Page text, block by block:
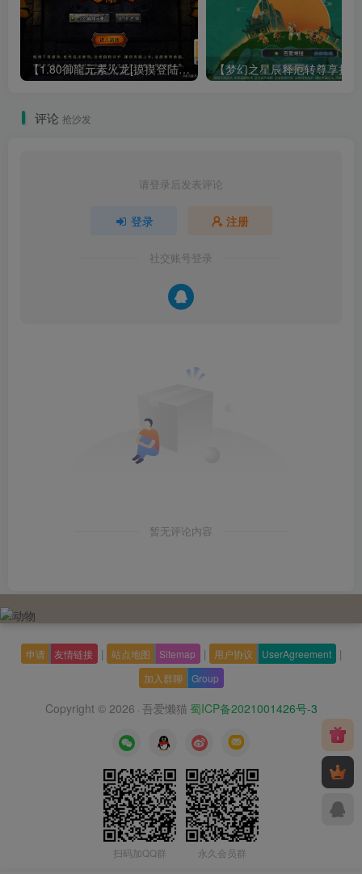
【1.80御龍元素火龙[摸摸登陆器]】战神引擎WIN服务端+GM工具+充值后台+双端+架设教程
评论 抢沙发
请登录后发表评论
登录 注册
社交账号登录
暂无评论内容
申请 友情链接 | 站点地图 Sitemap | 用户协议 UserAgreement |
加入群聊 Group
Copyright © 2026 · 吾爱懒猫 蜀ICP备2021001426号-3
扫码加QQ群 永久会员群